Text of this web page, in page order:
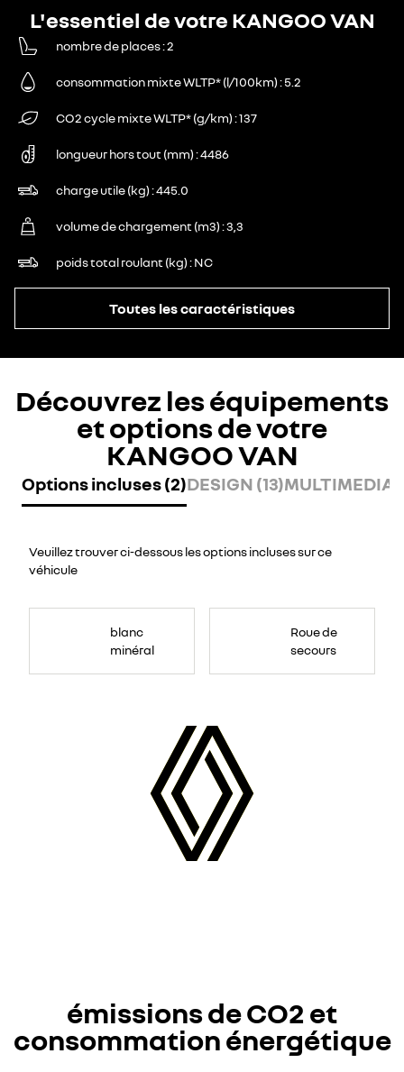
L'essentiel de votre KANGOO VAN
nombre de places 2
consommation mixte WLTP* (l/100km) 5.2
CO2 cycle mixte WLTP* (g/km) 137
longueur hors tout (mm) 4486
charge utile (kg) 445.0
volume de chargement (m3) 3,3
poids total roulant (kg) NC
Toutes les caractéristiques
Découvrez les équipements
et options de votre
KANGOO VAN
Options incluses (2)DESIGN (13)MULTIMEDIA
Veuillez trouver ci-dessous les options incluses sur ce
véhicule
blanc
minéral
Roue de
secours
émissions de CO2 et
consommation énergétique